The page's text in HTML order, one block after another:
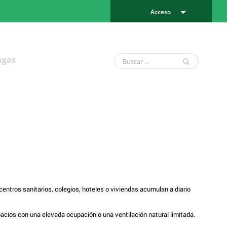
Acceso
sanitarios, colegios, hoteles o viviendas acumulan a diario
con una elevada ocupación o una ventilación natural limitada.